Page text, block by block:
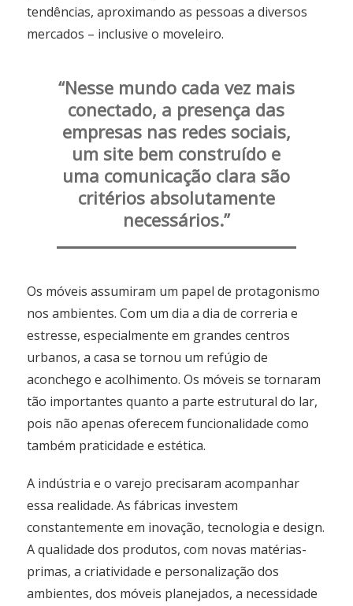
tendências, aproximando as pessoas a diversos
mercados – inclusive o moveleiro.
“Nesse mundo cada vez mais
conectado, a presença das
empresas nas redes sociais,
um site bem construído e
uma comunicação clara são
critérios absolutamente
necessários.”
Os móveis assumiram um papel de protagonismo
nos ambientes. Com um dia a dia de correria e
estresse, especialmente em grandes centros
urbanos, a casa se tornou um refúgio de
aconchego e acolhimento. Os móveis se tornaram
tão importantes quanto a parte estrutural do lar,
pois não apenas oferecem funcionalidade como
também praticidade e estética.
A indústria e o varejo precisaram acompanhar
essa realidade. As fábricas investem
constantemente em inovação, tecnologia e design.
A qualidade dos produtos, com novas matérias-
primas, a criatividade e personalização dos
ambientes, dos móveis planejados, a necessidade